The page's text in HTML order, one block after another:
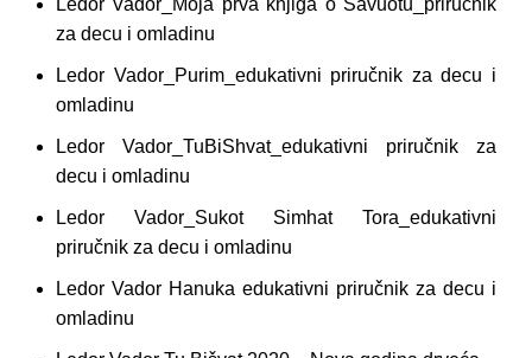
Ledor Vador_Moja prva knjiga o Šavuotu_priručnik
za decu i omladinu
Ledor Vador_Purim_edukativni priručnik za decu i
omladinu
Ledor Vador_TuBiShvat_edukativni priručnik za
decu i omladinu
Ledor Vador_Sukot Simhat Tora_edukativni
priručnik za decu i omladinu
Ledor Vador Hanuka edukativni priručnik za decu i
omladinu